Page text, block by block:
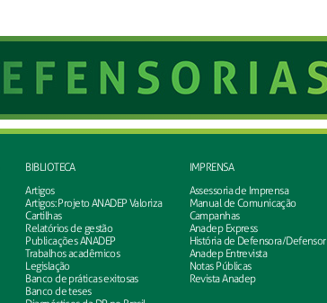
BIBLIOTECA
Artigos
Artigos: Projeto ANADEP Valoriza
Cartilhas
Relatórios de gestão
Publicações ANADEP
Trabalhos acadêmicos
Legislação
Banco de práticas exitosas
Banco de teses
IMPRENSA
Assessoria de Imprensa
Manual de Comunicação
Campanhas
Anadep Express
História de Defensora/Defensor
Anadep Entrevista
Notas Públicas
Revista Anadep